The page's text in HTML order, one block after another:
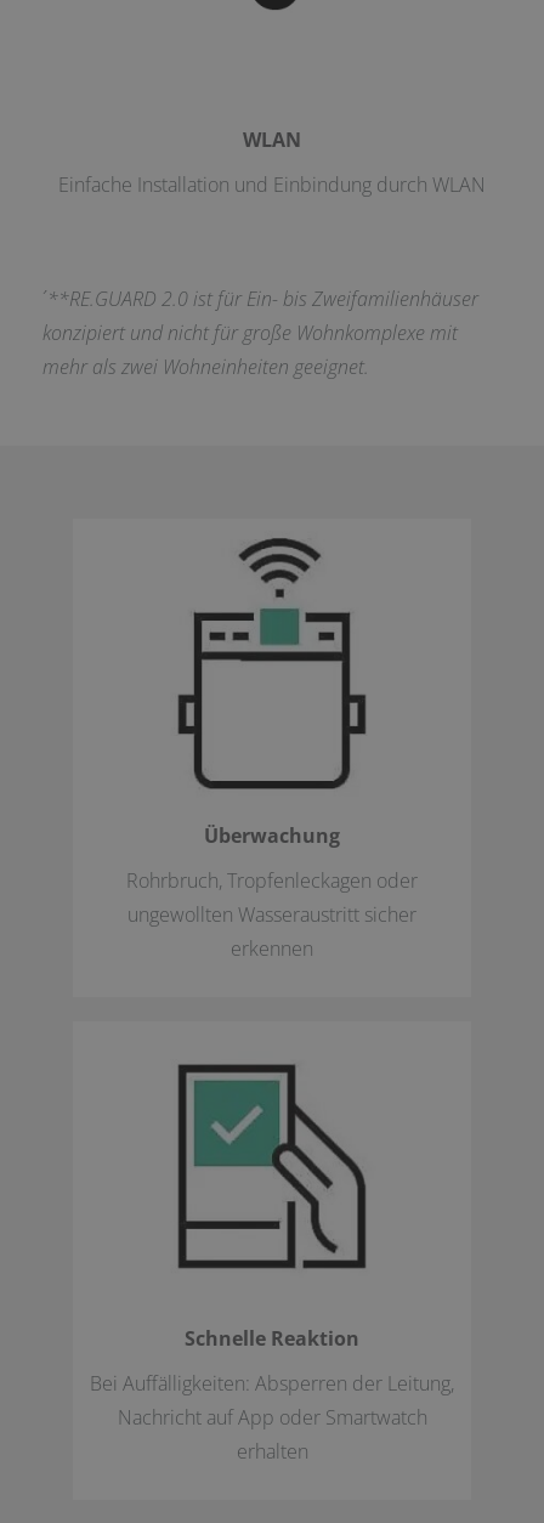
WLAN
Einfache Installation und Einbindung durch WLAN
´**RE.GUARD 2.0 ist für Ein- bis Zweifamilienhäuser
konzipiert und nicht für große Wohnkomplexe mit
mehr als zwei Wohneinheiten geeignet.
Überwachung
Rohrbruch, Tropfenleckagen oder
ungewollten Wasseraustritt sicher
erkennen
Schnelle Reaktion
Bei Auffälligkeiten: Absperren der Leitung,
Nachricht auf App oder Smartwatch
erhalten